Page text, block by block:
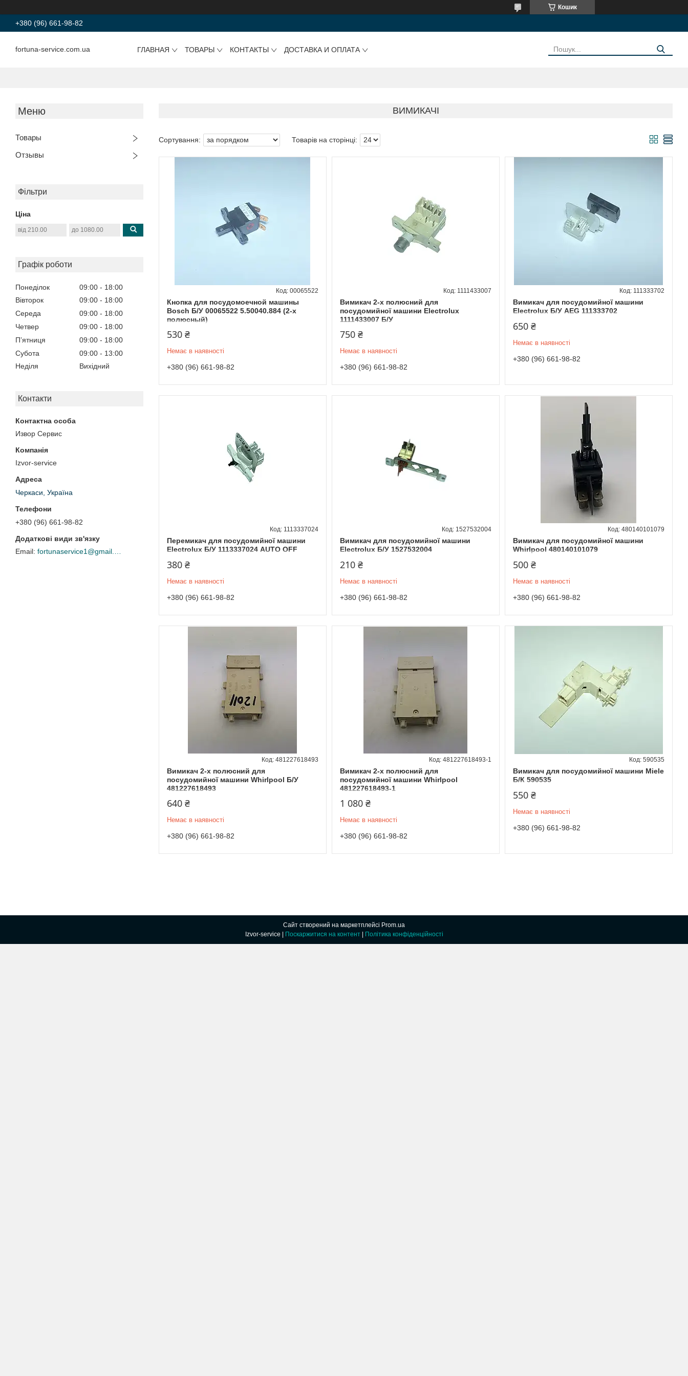
Кошик
+380 (96) 661-98-82
fortuna-service.com.ua ГЛАВНАЯ ТОВАРЫ КОНТАКТЫ ДОСТАВКА И ОПЛАТА
Товары
Отзывы
Фільтри
Ціна
Графік роботи
Понеділок 09:00
18:00
Вівторок
09:00
18:00
Середа
09:00
18:00
Четвер
09:00
18:00
Пʼятниця
09:00
18:00
Субота
09:00
13:00
Неділя
Вихідний
Контакти
Извор Сервис
Izvor-service
Черкаси, Україна
+380 (96) 661-98-82
ВИМИКАЧІ
Кнопка для посудомоечной машины
Bosch Б/У 00065522 5.50040.884 (2-х
полюсный)
00065522
530 ₴
Немає в наявності
+380 (96) 661-98-82
Вимикач 2-х полюсний для
посудомийної машини Electrolux
1111433007 Б/У
1111433007
750 ₴
Немає в наявності
+380 (96) 661-98-82
Вимикач для посудомийної машини
Electrolux Б/У AEG 111333702
111333702
650 ₴
Немає в наявності
+380 (96) 661-98-82
Перемикач для посудомийної машини
Electrolux Б/У 1113337024 AUTO OFF
1113337024
380 ₴
Немає в наявності
+380 (96) 661-98-82
Вимикач для посудомийної машини
Electrolux Б/У 1527532004
1527532004
210 ₴
Немає в наявності
+380 (96) 661-98-82
Вимикач для посудомийної машини
Whirlpool 480140101079
480140101079
500 ₴
Немає в наявності
+380 (96) 661-98-82
Вимикач 2-х полюсний для
посудомийної машини Whirlpool Б/У
481227618493
481227618493
640 ₴
Немає в наявності
+380 (96) 661-98-82
Вимикач 2-х полюсний для
посудомийної машини Whirlpool
481227618493-1
481227618493-1
1 080 ₴
Немає в наявності
+380 (96) 661-98-82
Вимикач для посудомийної машини Miele
Б/К 590535
590535
550 ₴
Немає в наявності
+380 (96) 661-98-82
Сайт створений на маркетплейсі Prom.ua
Izvor-service | Поскаржитися на контент | Політика конфіденційності